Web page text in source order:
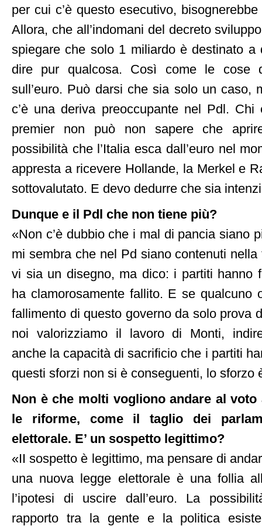
per cui c’è questo esecutivo,
Allora, che all’indomani del decreto
spiegare che solo 1 miliardo è destinato a
dire pur qualcosa. Così come le cose
sull’euro. Può darsi che sia solo un caso,
c’è una deriva preoccupante nel Pdl.
premier non può non sapere che
possibilità che l’Italia esca dall’euro nel
appresta a ricevere Hollande, la Merkel e
sottovalutato. E devo dedurre che sia
Dunque e il Pdl che non tiene più?
«Non c’è dubbio che i mal di pancia siano
mi sembra che nel Pd siano contenuti
vi sia un disegno, ma dico: i partiti hanno
ha clamorosamente fallito. E se qualcuno
fallimento di questo governo da solo prova
noi valorizziamo il lavoro di Monti,
anche la capacità di sacrificio che i partiti
questi sforzi non si è conseguenti, lo sforzo
Non è che molti vogliono andare al voto
le riforme, come il taglio dei
elettorale. E’ un sospetto legittimo?
«II sospetto è legittimo, ma pensare di
una nuova legge elettorale è una follia
l’ipotesi di uscire dall’euro. La
rapporto tra la gente e la politica